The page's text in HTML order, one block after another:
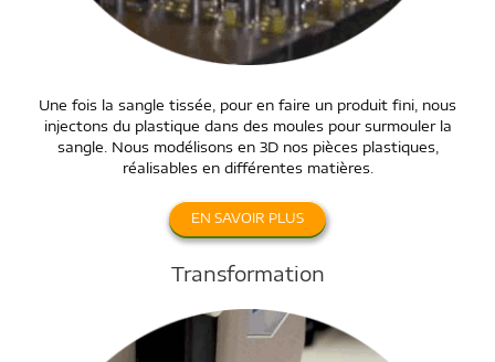
Une fois la sangle tissée, pour en faire un produit fini, nous
injectons du plastique dans des moules pour surmouler la
sangle. Nous modélisons en 3D nos pièces plastiques,
réalisables en différentes matières.
EN SAVOIR PLUS
Transformation